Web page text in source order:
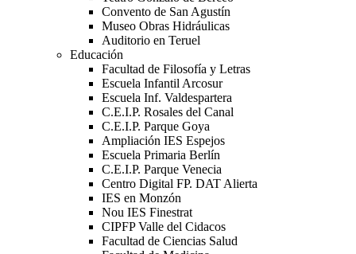
Convento de San Agustín
Museo Obras Hidráulicas
Auditorio en Teruel
Educación
Facultad de Filosofía y Letras
Escuela Infantil Arcosur
Escuela Inf. Valdespartera
C.E.I.P. Rosales del Canal
C.E.I.P. Parque Goya
Ampliación IES Espejos
Escuela Primaria Berlín
C.E.I.P. Parque Venecia
Centro Digital FP. DAT Alierta
IES en Monzón
Nou IES Finestrat
CIPFP Valle del Cidacos
Facultad de Ciencias Salud